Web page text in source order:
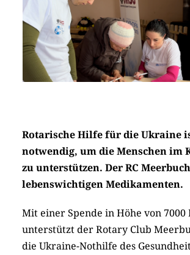
Rotarische Hilfe für die Ukraine
notwendig, um die Menschen im
zu unterstützen. Der RC
lebenswichtigen Medikamenten.
Mit einer Spende in Höhe von 7000
unterstützt der Rotary Club
die Ukraine-Nothilfe des